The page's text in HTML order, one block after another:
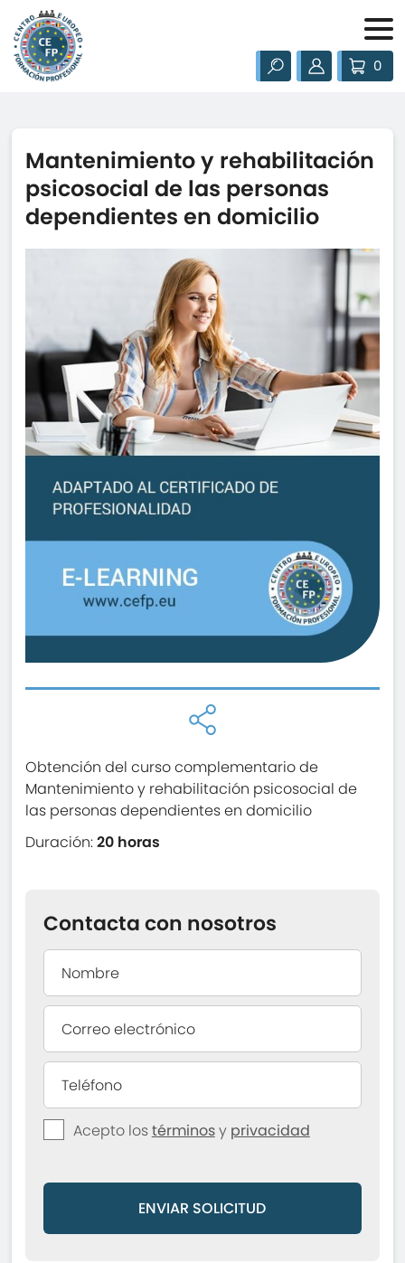
0
Mantenimiento y rehabilitación
psicosocial de las personas
dependientes en domicilio
Obtención del curso complementario de
Mantenimiento y rehabilitación psicosocial de
las personas dependientes en domicilio
Duración:20 horas
Contacta con nosotros
Acepto lostérminosy privacidad
ENVIAR SOLICITUD